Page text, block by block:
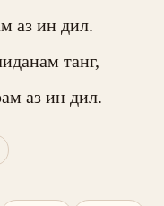
аз ин дил.
танг,
аз ин дил.